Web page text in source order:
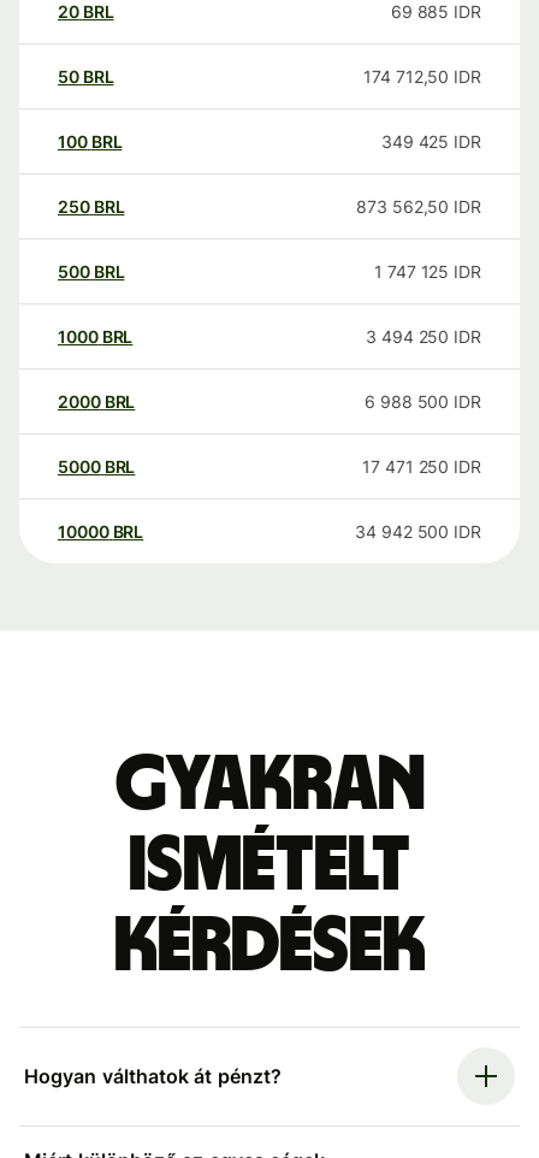
20 BRL 69 885 IDR
50 BRL 174 712,50 IDR
100 BRL 349 425 IDR
250 BRL 873 562,50 IDR
500 BRL 1 747 125 IDR
1000 BRL 3 494 250 IDR
2000 BRL 6 988 500 IDR
5000 BRL 17 471 250 IDR
10000 BRL 34 942 500 IDR
Gyakran
ismételt
kérdések
Hogyan válthatok át pénzt?